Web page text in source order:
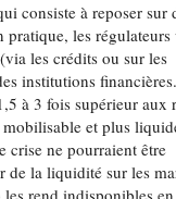
consiste à reposer sur
les régulateurs
les crédits ou sur les
institutions
à 3 fois supérieur aux
et plus
crise ne pourraient être
de la liquidité sur les
rend indisponibles